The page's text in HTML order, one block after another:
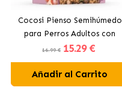
Cocosi Pienso Semihúmedo
para Perros Adultos con
Pollo Fresco
16.99 € 15.29 €
Añadir al Carrito